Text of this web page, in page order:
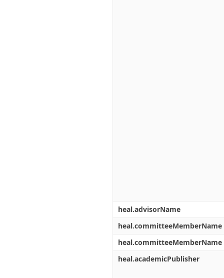
heal.advisorName
heal.committeeMemberName
heal.committeeMemberName
heal.academicPublisher